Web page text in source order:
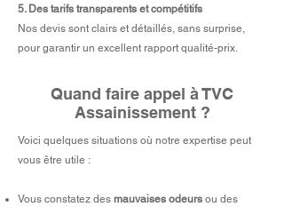
5. Des tarifs transparents et compétitifs
Nos devis sont clairs et détaillés, sans surprise,
pour garantir un excellent rapport qualité-prix.
Quand faire appel à TVC
Assainissement ?
Voici quelques situations où notre expertise peut
vous être utile :
Vous constatez des mauvaises odeurs ou des